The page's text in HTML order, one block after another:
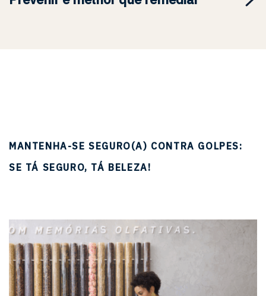
MANTENHA-SE SEGURO(A) CONTRA GOLPES:
SE TÁ SEGURO, TÁ BELEZA!